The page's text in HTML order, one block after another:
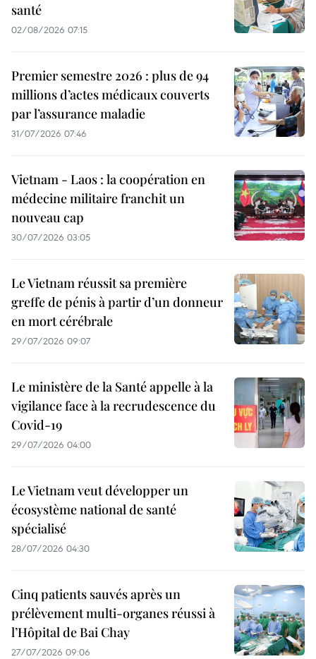
santé
02/08/2026 07:15
Premier semestre 2026 : plus de 94
millions d’actes médicaux couverts
par l’assurance maladie
31/07/2026 07:46
Vietnam - Laos : la coopération en
médecine militaire franchit un
nouveau cap
30/07/2026 03:05
Le Vietnam réussit sa première
greffe de pénis à partir d’un donneur
en mort cérébrale
29/07/2026 09:07
Le ministère de la Santé appelle à la
vigilance face à la recrudescence du
Covid-19
29/07/2026 04:00
Le Vietnam veut développer un
écosystème national de santé
spécialisé
28/07/2026 04:30
Cinq patients sauvés après un
prélèvement multi-organes réussi à
l’Hôpital de Bai Chay
27/07/2026 09:06